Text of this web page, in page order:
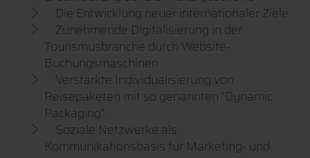
Die Entwicklung neuer internationaler Ziele
Zunehmende Digitalisierung in der
Tourismusbranche durch Website-
Buchungsmaschinen
Verstärkte Individualisierung von
Reisepaketen mit so genannten "Dynamic
Packaging".
Soziale Netzwerke als
Kommunikationsbasis für Marketing- und